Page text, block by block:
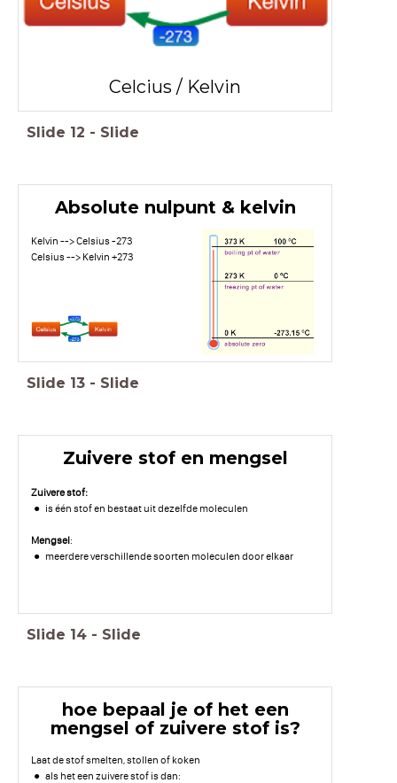
Celcius / Kelvin
Slide 12 - Slide
Absolute nulpunt & kelvin
Kelvin --> Celsius -273
Celsius --> Kelvin +273
Slide 13 - Slide
Zuivere stof en mengsel
Zuivere stof:
is één stof en bestaat uit dezelfde moleculen
Mengsel:
meerdere verschillende soorten moleculen door elkaar
Slide 14 - Slide
hoe bepaal je of het een
mengsel of zuivere stof is?
Laat de stof smelten, stollen of koken
als het een zuivere stof is dan: